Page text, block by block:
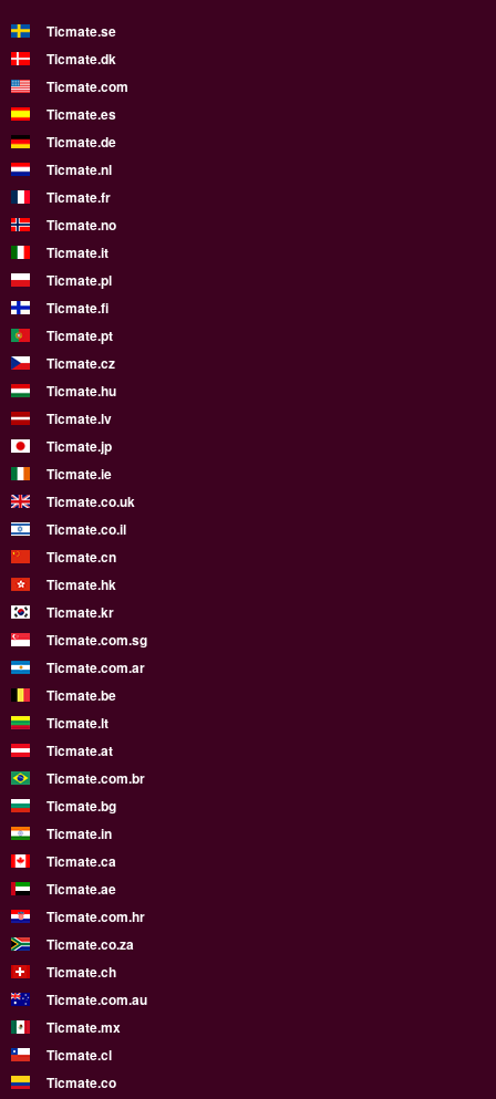
Ticmate.se
Ticmate.dk
Ticmate.com
Ticmate.es
Ticmate.de
Ticmate.nl
Ticmate.fr
Ticmate.no
Ticmate.it
Ticmate.pl
Ticmate.fi
Ticmate.pt
Ticmate.cz
Ticmate.hu
Ticmate.lv
Ticmate.jp
Ticmate.ie
Ticmate.co.uk
Ticmate.co.il
Ticmate.cn
Ticmate.hk
Ticmate.kr
Ticmate.com.sg
Ticmate.com.ar
Ticmate.be
Ticmate.lt
Ticmate.at
Ticmate.com.br
Ticmate.bg
Ticmate.in
Ticmate.ca
Ticmate.ae
Ticmate.com.hr
Ticmate.co.za
Ticmate.ch
Ticmate.com.au
Ticmate.mx
Ticmate.cl
Ticmate.co